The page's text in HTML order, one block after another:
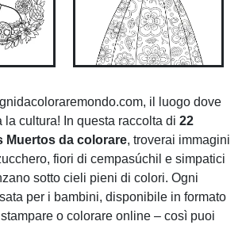
il luogo dove
la cultura! In questa raccolta di 22
Muertos da colorare, troverai immagini
fiori di cempasúchil e simpatici
sotto cieli pieni di colori. Ogni
per i bambini, disponibile in formato
o colorare online – così puoi